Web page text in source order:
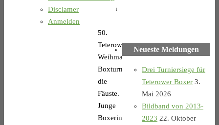
flogen
50.
Teterower
Weihmachts-
Boxturnier
die
Fäuste.
Junge
Boxerinnen
Disclamer
Anmelden
Neueste Meldungen
Drei Turniersiege für
Teterower Boxer 3.
Mai 2026
Bildband von 2013-
2023 22. Oktober